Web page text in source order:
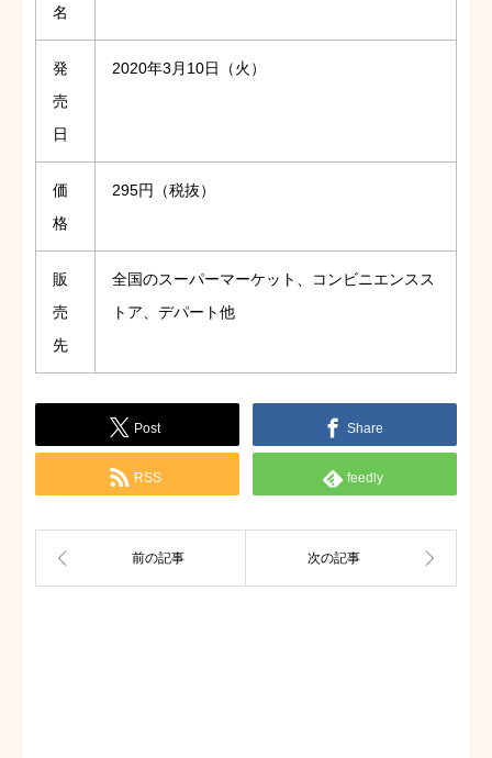
名
発
売
日
2020年3月10日（火）
価
格
295円（税抜）
販
売
先
全国のスーパーマーケット、コンビニエンスス
トア、デパート他
Post Share
RSS feedly